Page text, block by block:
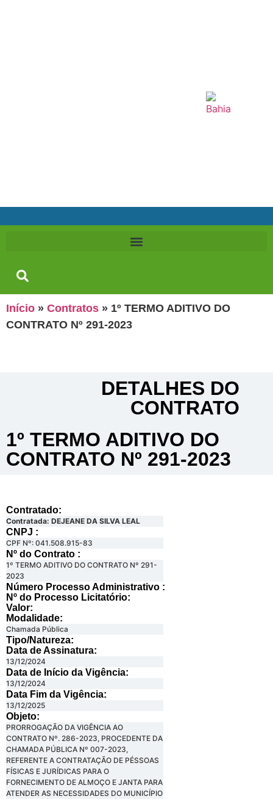
Início » Contratos » 1º TERMO ADITIVO DO
CONTRATO Nº 291-2023
DETALHES DO
CONTRATO​
1º TERMO ADITIVO DO
CONTRATO Nº 291-2023
Contratado:
Contratada: DEJEANE DA SILVA LEAL
CNPJ :
CPF Nº: 041.508.915-83
Nº do Contrato :
1º TERMO ADITIVO DO CONTRATO Nº 291-
2023
Número Processo Administrativo :
Nº do Processo Licitatório:
Valor:
Modalidade:
Chamada Pública
Tipo/Natureza:
Data de Assinatura:
13/12/2024
Data de Início da Vigência:
13/12/2024
Data Fim da Vigência:
13/12/2025
Objeto:
PRORROGAÇÃO DA VIGÊNCIA AO
CONTRATO Nº. 286-2023, PROCEDENTE DA
CHAMADA PÚBLICA Nº 007-2023,
REFERENTE A CONTRATAÇÃO DE PÉSSOAS
FÍSICAS E JURÍDICAS PARA O
FORNECIMENTO DE ALMOÇO E JANTA PARA
ATENDER AS NECESSIDADES DO MUNICÍPIO